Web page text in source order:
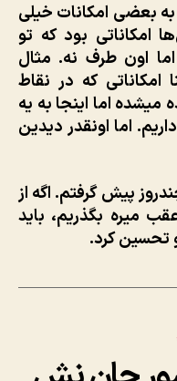
بعضی امکانات خیلی
امکاناتی بود که تو
اون طرف نه. مثال
که در نقاط
میشده اما اینجا به یه
اما اونقدر دیدین
پیش گرفتم. اگه از
میره بگذریم، باید
تحسین کرد.